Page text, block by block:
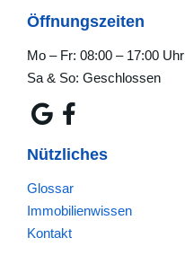
Öffnungszeiten
Mo – Fr: 08:00 – 17:00 Uhr
Sa & So: Geschlossen
Nützliches
Glossar
Immobilienwissen
Kontakt